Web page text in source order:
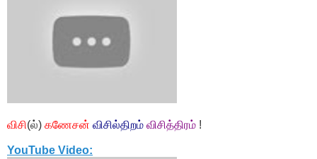
விசி(ல்) கணேசன் விசில்திறம் விசித்திரம் !
YouTube Video: